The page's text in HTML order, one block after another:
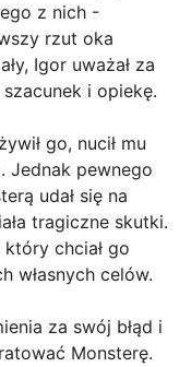
z nich -
rzut oka
Igor uważał za
i opiekę.
go, nucił mu
Jednak pewnego
udał się na
tragiczne skutki.
który chciał go
własnych celów.
za swój błąd i
Monsterę.